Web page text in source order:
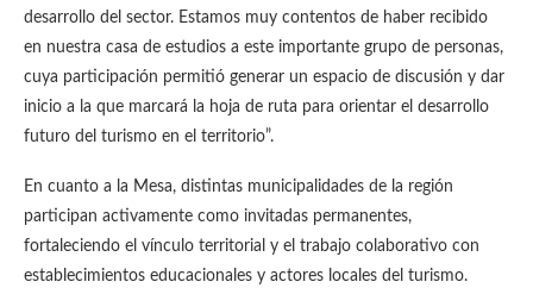
desarrollo del sector. Estamos muy contentos de haber recibido
en nuestra casa de estudios a este importante grupo de personas,
cuya participación permitió generar un espacio de discusión y dar
inicio a la que marcará la hoja de ruta para orientar el desarrollo
futuro del turismo en el territorio”.
En cuanto a la Mesa, distintas municipalidades de la región
participan activamente como invitadas permanentes,
fortaleciendo el vínculo territorial y el trabajo colaborativo con
establecimientos educacionales y actores locales del turismo.